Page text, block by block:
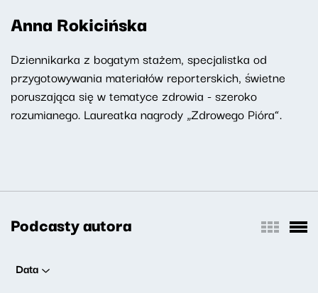
Anna Rokicińska
Dziennikarka z bogatym stażem, specjalistka od
przygotowywania materiałów reporterskich, świetne
poruszająca się w tematyce zdrowia - szeroko
rozumianego. Laureatka nagrody „Zdrowego Pióra”.
Podcasty autora
Data